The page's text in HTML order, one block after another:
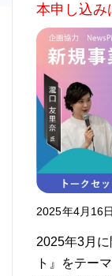
本申し込み
2025年4月16日
2025年3月
ト』をテー